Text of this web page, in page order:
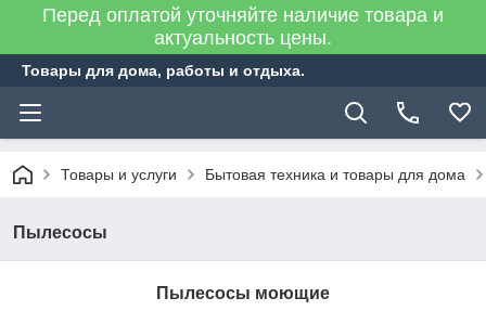
Перед оплатой уточняйте наличие товара и
актуальность цены.
Товары для дома, работы и отдыха.
Товары и услуги Бытовая техника и товары для дома
Пылесосы
Пылесосы моющие